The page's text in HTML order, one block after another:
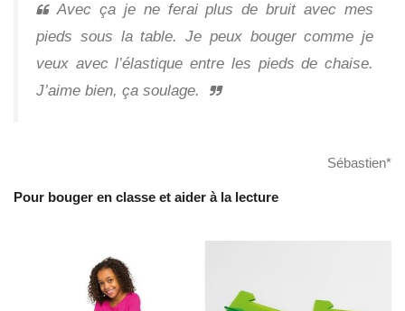
Avec ça je ne ferai plus de bruit avec mes
pieds sous la table. Je peux bouger comme je
veux avec l’élastique entre les pieds de chaise.
J’aime bien, ça soulage.
Sébastien*
Pour bouger en classe et aider à la lecture